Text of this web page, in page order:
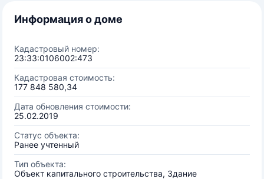
Информация о доме
Кадастровый номер:
23:33:0106002:473
Кадастровая стоимость:
177 848 580,34
Дата обновления стоимости:
25.02.2019
Статус объекта:
Ранее учтенный
Тип объекта:
Объект капитального строительства, Здание